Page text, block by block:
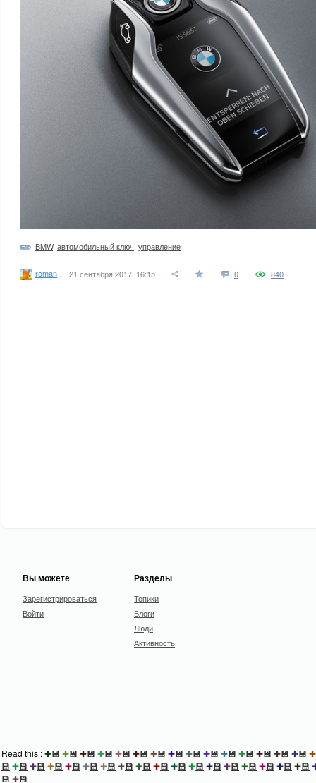
BMW, автомобильный ключ управление
roman 21 сентября 2017, 16:15 0 840
Вы можете
Зарегистрироваться
Войти
Разделы
Топики
Блоги
Люди
Активность
Read this :✚💾 ✚💾 ✚💾 ✚💾 ✚💾 ✚💾 ✚💾 ✚💾 ✚💾 ✚💾 ✚💾 ✚💾 ✚💾 ✚💾 ✚💾 ✚
💾 ✚💾 ✚💾 ✚💾 ✚💾 ✚💾 ✚💾 ✚💾 ✚💾 ✚💾 ✚💾 ✚💾 ✚💾 ✚💾 ✚💾 ✚💾 ✚💾 ✚💾
💾 ✚💾